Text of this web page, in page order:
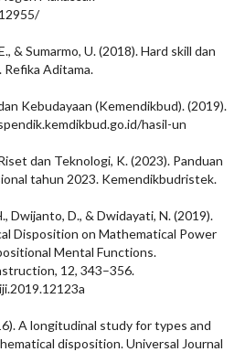
& Sumarmo, U. (2018). Hard skill dan
Aditama.
Kebudayaan (Kemendikbud). (2019).
hasil-un
dan Teknologi, K. (2023). Panduan
tahun 2023. Kemendikbudristek.
Dwijanto, D., & Dwidayati, N. (2019).
Disposition on Mathematical Power
Mental Functions.
12, 343–356.
A longitudinal study for types and
disposition. Universal Journal